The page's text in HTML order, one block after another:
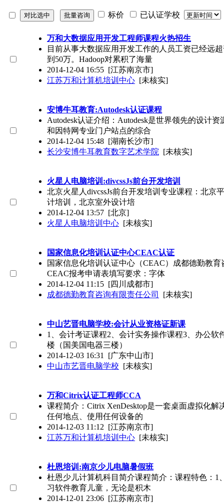
标价 已认证学校
万和大数据应用开发工程师课程火热招生
目前从事大数据应用开发工作的人员工资已经远
到50万。Hadoop对累积了海量
2014-12-04 16:55 [江苏南京市]
江苏万和计算机培训中心 [未核实]
安博牛耳教育:Autodesk认证课程
Autodesk认证介绍：Autodesk是世界领先的设计
和因特网专业门户站点的综合
2014-12-04 15:48 [湖南长沙市]
长沙安博牛耳教育数字艺术学院 [未核实]
火星人电脑培训:divcssJs前台开发培训
北京火星人divcssJs前台开发培训专业课程：北京
计培训，北京室外设计培
2014-12-04 13:57 [北京]
火星人电脑培训中心 [未核实]
国家信息化培训认证中心CEAC认证
国家信息化培训认证中心（CEAC）成都德勤教
CEAC报考申请表填写要求：字体
2014-12-04 11:15 [四川成都市]
成都德勤教育咨询有限责任公司
[未核实]
中山艺晋电脑学校:会计从业资格证新课
1、会计考证课程2、会计实务操作课程3、办公
楼（国美国电器三楼）
2014-12-03 16:31 [广东中山市]
中山市艺晋电脑学校 [未核实]
万和Citrix认证工程师CCA
课程简介：Citrix XenDesktop是一套桌面虚拟化
任何地点、使用任何设备的
2014-12-03 11:12 [江苏南京市]
江苏万和计算机培训中心 [未核实]
杜恩培训:南京少儿电脑暑假班
杜恩少儿计算机科目简介课程简介：课程特色：
习软件教育儿童，无论是积木
2014-12-01 23:06 [江苏南京市]